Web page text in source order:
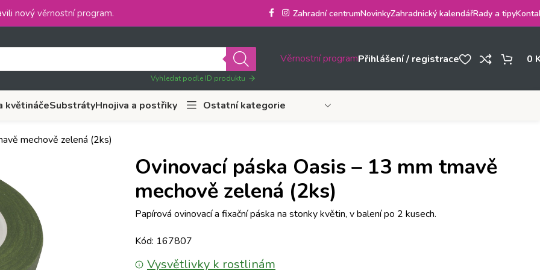
nový věrnostní program. Zahradní centrumNovinkyZahradnický kalendářRady a tipy
Vyhledat podle ID produktu
Věrnostní programPřihlášení / registrace 0
květináčeSubstrátyHnojiva a postřiky Ostatní kategorie
mechově zelená (2ks)
Ovinovací páska Oasis – 13 mm tmavě
mechově zelená (2ks)
Papírová ovinovací a fixační páska na stonky květin, v balení po 2 kusech.
Kód: 167807
Vysvětlivky k rostlinám